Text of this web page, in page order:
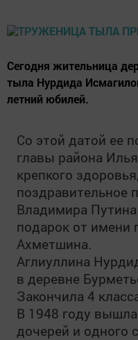
Сегодня жительница
тыла Нурдида
летний юбилей.
Со этой датой ее
главы района
крепкого
поздравительное
Владимира
подарок от имени
Ахметшина.
Аглиуллина
в деревне
Закончила 4
В 1948 году
дочерей и одного